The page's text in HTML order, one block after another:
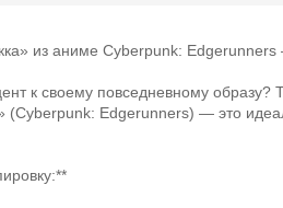
из аниме Cyberpunk:
к своему повседневному
(Cyberpunk: Edgerunners) — это